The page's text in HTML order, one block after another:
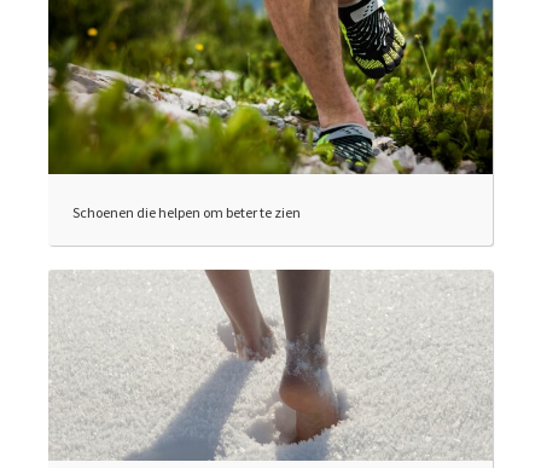
Schoenen die helpen om beter te zien